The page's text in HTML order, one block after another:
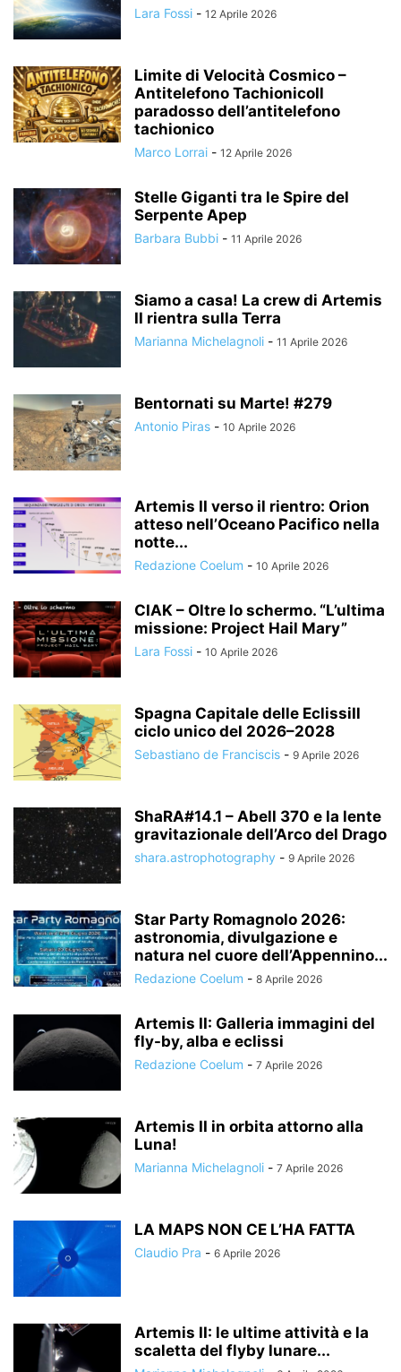
Lara Fossi - 12 Aprile 2026
Limite di Velocità Cosmico –
Antitelefono TachionicoIl
paradosso dell’antitelefono
tachionico
Marco Lorrai - 12 Aprile 2026
Stelle Giganti tra le Spire del
Serpente Apep
Barbara Bubbi - 11 Aprile 2026
Siamo a casa! La crew di Artemis
II rientra sulla Terra
Marianna Michelagnoli - 11 Aprile 2026
Bentornati su Marte! #279
Antonio Piras - 10 Aprile 2026
Artemis II verso il rientro: Orion
atteso nell’Oceano Pacifico nella
notte...
Redazione Coelum - 10 Aprile 2026
CIAK – Oltre lo schermo. “L’ultima
missione: Project Hail Mary”
Lara Fossi - 10 Aprile 2026
Spagna Capitale delle EclissiIl
ciclo unico del 2026–2028
Sebastiano de Franciscis - 9 Aprile 2026
ShaRA#14.1 – Abell 370 e la lente
gravitazionale dell’Arco del Drago
shara.astrophotography - 9 Aprile 2026
Star Party Romagnolo 2026:
astronomia, divulgazione e
natura nel cuore dell’Appennino...
Redazione Coelum - 8 Aprile 2026
Artemis II: Galleria immagini del
fly-by, alba e eclissi
Redazione Coelum - 7 Aprile 2026
Artemis II in orbita attorno alla
Luna!
Marianna Michelagnoli - 7 Aprile 2026
LA MAPS NON CE L’HA FATTA
Claudio Pra - 6 Aprile 2026
Artemis II: le ultime attività e la
scaletta del flyby lunare...